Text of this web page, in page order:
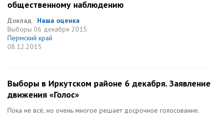
общественному наблюдению
Доклад
Наша оценка
Выборы 06 декабря 2015
Пермский край
08.12.2015
Выборы в Иркутском районе 6 декабря. Заявление
движения «Голос»
Пока не всё, но очень многое решает досрочное голосование.